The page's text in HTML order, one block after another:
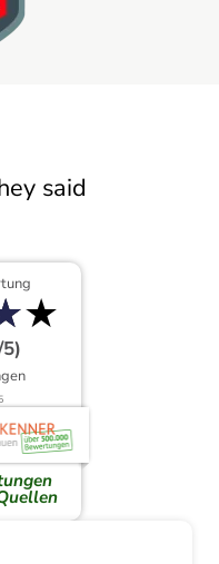
said
★
★